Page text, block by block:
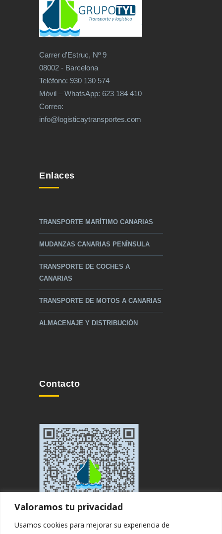
Valoramos tu privacidad
Usamos cookies para mejorar su experiencia de
Carrer d'Estruc, Nº 9
08002 - Barcelona
Teléfono: 930 130 574
Móvil – WhatsApp: 623 184 410
Correo:
info@logisticaytransportes.com
Enlaces
TRANSPORTE MARÍTIMO CANARIAS
MUDANZAS CANARIAS PENÍNSULA
TRANSPORTE DE COCHES A
CANARIAS
TRANSPORTE DE MOTOS A CANARIAS
ALMACENAJE Y DISTRIBUCIÓN
Contacto